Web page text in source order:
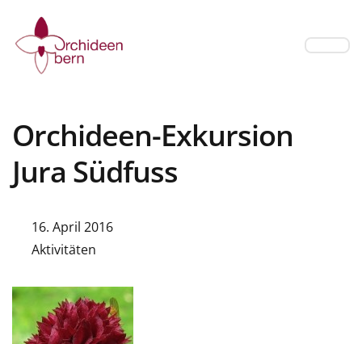
Orchideen-Exkursion
Jura Südfuss
16. April 2016
Aktivitäten